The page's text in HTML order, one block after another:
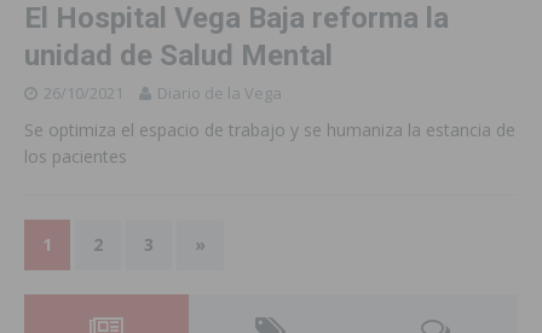
El Hospital Vega Baja reforma la
unidad de Salud Mental
26/10/2021 Diario de la Vega
Se optimiza el espacio de trabajo y se humaniza la estancia de
los pacientes
1 2 3 »